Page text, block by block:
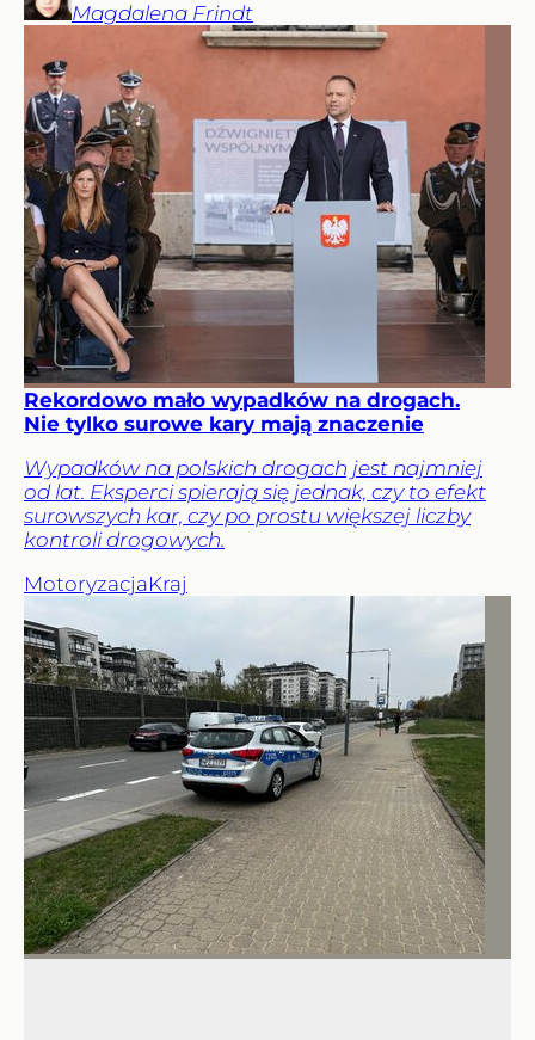
Magdalena Frindt
Rekordowo mało wypadków na drogach.
Nie tylko surowe kary mają znaczenie
Wypadków na polskich drogach jest najmniej
od lat. Eksperci spierają się jednak, czy to efekt
surowszych kar, czy po prostu większej liczby
kontroli drogowych.
MotoryzacjaKraj